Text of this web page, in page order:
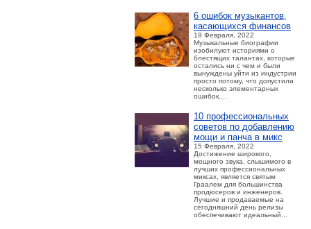
6 ошибок музыкантов,
касающихся финансов
19 Февраля, 2022
Музыкальные биографии
изобилуют историями о
блестящих талантах, которые
остались ни с чем и были
вынуждены уйти из индустрии
просто потому, что допустили
несколько элементарных
ошибок....
10 профессиональных
советов по добавлению
мощи и панча в микс
15 Февраля, 2022
Достижение широкого,
мощного звука, слышимого в
лучших профессиональных
миксах, является святым
Граалем для большинства
продюсеров и инженеров.
Лучшие и продаваемые на
сегодняшний день релизы
обеспечивают идеальный...